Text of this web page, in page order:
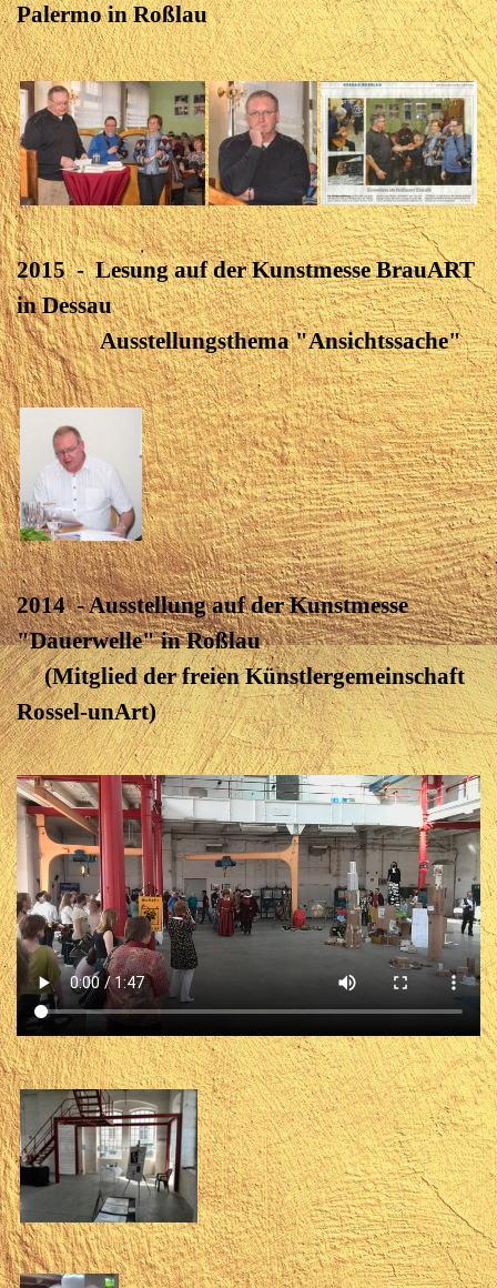
Palermo in Roßlau
2015 - Lesung auf der Kunstmesse BrauART
in Dessau
Ausstellungsthema "Ansichtssache"
2014 - Ausstellung auf der Kunstmesse
"Dauerwelle" in Roßlau
(Mitglied der freien Künstlergemeinschaft
Rossel-unArt)